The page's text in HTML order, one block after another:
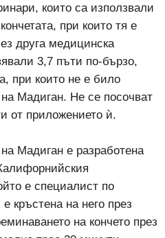
които са използвали
при които тя е
друга медицинска
3,7 пъти по-бързо,
при които не е било
Мадиган. Не се посочват
от приложението ѝ.
Мадиган е разработена
е специалист по
кръстена на него през
на кончето през